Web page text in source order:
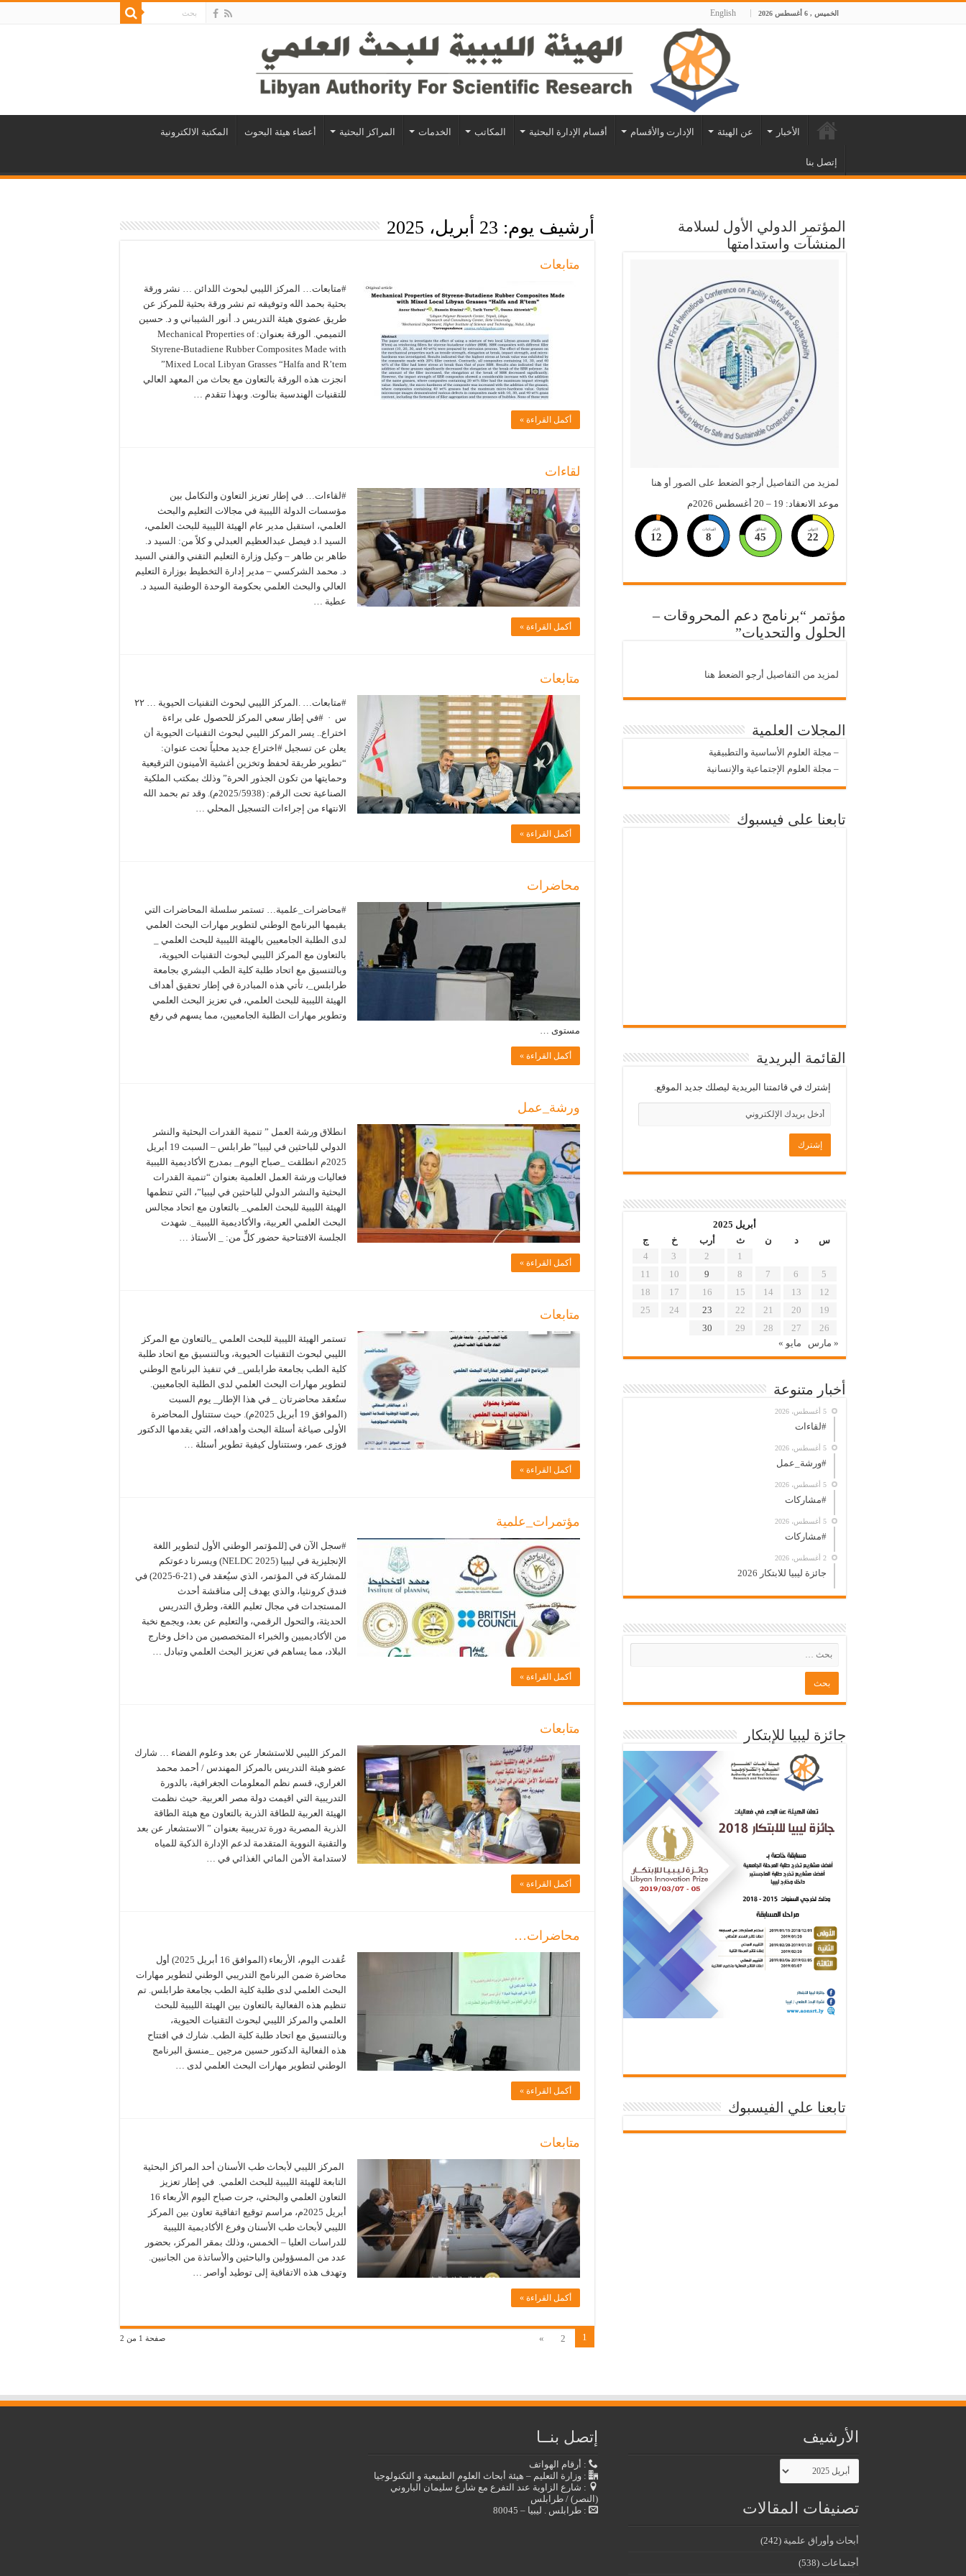
الخميس , 6 أغسطس 2026 English
الأخبار عن الهيئة الإدارت والأقسام أقسام الإدارة البحثية المكاتب الخدمات المراكز البحثية أعضاء هيئة البحوث المكتبة الالكترونية
إتصل بنا
أرشيف يوم: 23 أبريل، 2025
متابعات
#متابعات… المركز الليبي لبحوث اللدائن … نشر ورقة
بحثية بحمد الله وتوفيقه تم نشر ورقة بحثية للمركز عن
طريق عضوي هيئة التدريس د. أنور الشيباني و د. حسين
التميمي. الورقة بعنوان: Mechanical Properties of
Styrene-Butadiene Rubber Composites Made with
Mixed Local Libyan Grasses “Halfa and R’tem”
انجزت هذه الورقة بالتعاون مع بحاث من المعهد العالي
للتقنيات الهندسية بنالوت. وبهذا تتقدم …
أكمل القراءة »
لقاءات
#لقاءات… في إطار تعزيز التعاون والتكامل بين
مؤسسات الدولة الليبية في مجالات التعليم والبحث
العلمي، استقبل مدير عام الهيئة الليبية للبحث العلمي،
السيد ا.د فيصل عبدالعظيم العبدلي و كلاً من: السيد د.
طاهر بن طاهر – وكيل وزارة التعليم التقني والفني السيد
د. محمد الشركسي – مدير إدارة التخطيط بوزارة التعليم
العالي والبحث العلمي بحكومة الوحدة الوطنية السيد د.
عطية …
أكمل القراءة »
متابعات
#متابعات… .المركز الليبي لبحوث التقنيات الحيوية … ٢٢
س · #في إطار سعي المركز للحصول على براءة
اختراع.. يسر المركز الليبي لبحوث التقنيات الحيوية أن
يعلن عن تسجيل #اختراع جديد محلياً تحت عنوان:
“تطوير طريقة لحفظ وتخزين أغشية الأمينون الترقيعية
وحمايتها من تكون الجذور الحرة” وذلك بمكتب الملكية
الصناعية تحت الرقم: (2025/5938م). وقد تم بحمد الله
الانتهاء من إجراءات التسجيل المحلي …
أكمل القراءة »
محاضرات
#محاضرات_علمية… تستمر سلسلة المحاضرات التي
يقيمها البرنامج الوطني لتطوير مهارات البحث العلمي
لدى الطلبة الجامعيين بالهيئة الليبية للبحث العلمي _
بالتعاون مع المركز الليبي لبحوث التقنيات الحيوية،
وبالتنسيق مع اتحاد طلبة كلية الطب البشري بجامعة
طرابلس_، تأتي هذه المبادرة في إطار تحقيق أهداف
الهيئة الليبية للبحث العلمي، في تعزيز البحث العلمي
وتطوير مهارات الطلبة الجامعيين، مما يسهم في رفع
مستوى …
أكمل القراءة »
ورشة_عمل
انطلاق ورشة العمل ” تنمية القدرات البحثية والنشر
الدولي للباحثين في ليبيا” طرابلس – السبت 19 أبريل
2025م انطلقت _صباح اليوم_ بمدرج الأكاديمية الليبية
فعاليات ورشة العمل العلمية بعنوان “تنمية القدرات
البحثية والنشر الدولي للباحثين في ليبيا”، التي تنظمها
الهيئة الليبية للبحث العلمي_ بالتعاون مع اتحاد مجالس
البحث العلمي العربية، والأكاديمية الليبية_. شهدت
الجلسة الافتتاحية حضور كلٍّ من: _ الأستاذ …
أكمل القراءة »
متابعات
تستمر الهيئة الليبية للبحث العلمي _بالتعاون مع المركز
الليبي لبحوث التقنيات الحيوية، وبالتنسيق مع اتحاد طلبة
كلية الطب بجامعة طرابلس_ في تنفيذ البرنامج الوطني
لتطوير مهارات البحث العلمي لدى الطلبة الجامعيين.
ستُعقد محاضرتان _ في هذا الإطار_ يوم السبت
(الموافق 19 أبريل 2025م). حيث ستتناول المحاضرة
الأولى صياغة أسئلة البحث وأهدافه، التي يقدمها الدكتور
فوزى عمر، وستتناول كيفية تطوير أسئلة …
أكمل القراءة »
مؤتمرات_علمية
#سجل الآن في [للمؤتمر الوطني الأول لتطوير اللغة
الإنجليزية في ليبيا (NELDC 2025) ‏‎ويسرنا دعوتكم
للمشاركة في المؤتمر، الذي سيُعقد في (21-6-2025) في
فندق كرونثيا، والذي يهدف إلى مناقشة أحدث
المستجدات في مجال تعليم اللغة، وطرق التدريس
الحديثة، والتحول الرقمي، والتعليم عن بعد، ويجمع نخبة
من الأكاديميين والخبراء المتخصصين من داخل وخارج
البلاد، مما يساهم في تعزيز البحث العلمي وتبادل …
أكمل القراءة »
متابعات
المركز الليبي للاستشعار عن بعد وعلوم الفضاء … شارك
عضو هيئة التدريس بالمركز المهندس / أحمد محمد
الغراري، قسم نظم المعلومات الجغرافية، بالدورة
التدريبية التي اقيمت دولة مصر العربية. حيث نظمت
الهيئة العربية للطاقة الذرية بالتعاون مع هيئة الطاقة
الذرية المصرية دورة تدريبية بعنوان ” الاستشعار عن بعد
والتقنية النووية المتقدمة لدعم الإدارة الذكية للمياه
لاستدامة الأمن المائي الغذائي في …
أكمل القراءة »
محاضرات…
عُقدت اليوم، الأربعاء (الموافق 16 أبريل 2025) أول
محاضرة ضمن البرنامج التدريبي الوطني لتطوير مهارات
البحث العلمي لدى طلبة كلية الطب بجامعة طرابلس. تم
تنظيم هذه الفعالية بالتعاون بين الهيئة الليبية للبحث
العلمي والمركز الليبي لبحوث التقنيات الحيوية،
وبالتنسيق مع اتحاد طلبة كلية الطب. شارك في افتتاح
هذه الفعالية الدكتور حسين مرجين _منسق البرنامج
الوطني لتطوير مهارات البحث العلمي لدى …
أكمل القراءة »
متابعات
المركز الليبي لأبحاث طب الأسنان أحد المراكز البحثية
التابعة للهيئة الليبية للبحث العلمي. في إطار تعزيز
التعاون العلمي والبحثي، جرت صباح اليوم الأربعاء 16
أبريل 2025م، مراسم توقيع اتفاقية تعاون بين المركز
الليبي لأبحاث طب الأسنان وفرع الأكاديمية الليبية
للدراسات العليا – الخمس، وذلك بمقر المركز، بحضور
عدد من المسؤولين والباحثين والأساتذة من الجانبين.
وتهدف هذه الاتفاقية إلى توطيد أواصر …
أكمل القراءة »
صفحة 1 من 2 1
2
»
المؤتمر الدولي الأول لسلامة
المنشآت واستدامتها
لمزيد من التفاصيل أرجو الضعط على الصور أو هنا
موعد الانعقاد: 19 – 20 أغسطس 2026م
الايام
12
الساعات
8
الدقائق
45
الثواني
21
مؤتمر “برنامج دعم المحروقات –
الحلول والتحديات”
لمزيد من التفاصيل أرجو الضعط هنا
المجلات العلمية
– مجلة العلوم الأساسية والتطبيقية
– مجلة العلوم الإجتماعية والإنسانية
تابعنا على فيسبوك
القائمة البريدية
إشترك في قائمتنا البريدية ليصلك جديد الموقع.
أبريل 2025
س
د ن ث أرب خ
ج
1
2
3
4
5
6
7
8
9
10
11
12
13
14
15
16
17
18
19
20
21
22
23
24
25
26
27
28
29
30
« مارس
مايو »
أخبار متنوعة
5 أغسطس، 2026
#لقاءات
5 أغسطس، 2026
#ورشة_عمل
5 أغسطس، 2026
#مشاركات
5 أغسطس، 2026
#مشاركات
2 أغسطس، 2026
جائزة ليبيا للابتكار 2026
جائزة ليبيا للإبتكار
تابعنا علي الفيسبوك
الأرشيف
الأرشيف
تصنيفات المقالات
أبحاث وأوراق علمية (242)
أجتماعات (538)
إتصل بنــا
: أرقام الهواتف
: وزارة التعليم – هيئة أبحاث العلوم الطبيعية و التكنولوجيا
: شارع الزاوية عند التفرع مع شارع سليمان الباروني
(النصر) / طرابلس
: طرابلس . ليبيا – 80045